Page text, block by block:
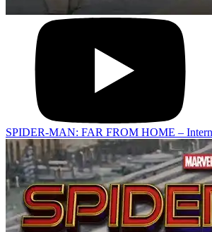
SPIDER-MAN: FAR FROM HOME –